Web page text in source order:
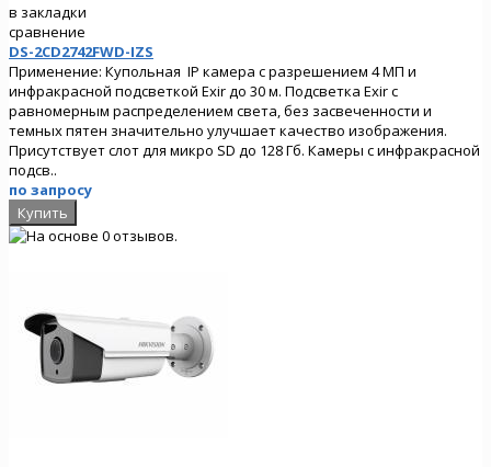
в закладки
сравнение
DS-2CD2742FWD-IZS
Применение: Купольная IP камера с разрешением 4 МП и
инфракрасной подсветкой Exir до 30 м. Подсветка Exir с
равномерным распределением света, без засвеченности и
темных пятен значительно улучшает качество изображения.
Присутствует слот для микро SD до 128 Гб. Камеры с инфракрасной
подсв..
по запросу